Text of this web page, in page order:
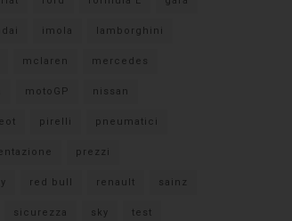
imola lamborghini
mclaren mercedes
motoGP nissan
pirelli pneumatici
prezzi
red bull renault sainz
sicurezza sky test